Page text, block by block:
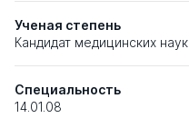
Ученая степень
Кандидат медицинских наук
Специальность
14.01.08